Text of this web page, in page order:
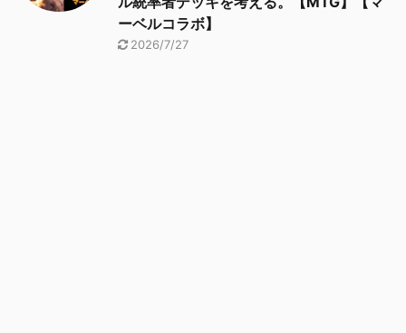
ーベルコラボ】
2026/7/27